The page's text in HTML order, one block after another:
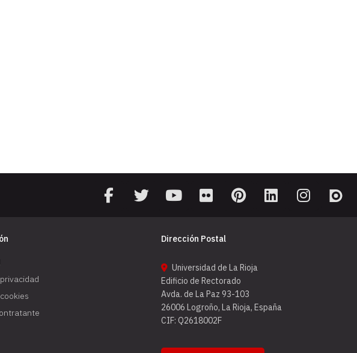
Dirección Postal
Universidad de La Rioja
Edificio de Rectorado
Avda. de La Paz 93-103
26006 Logroño, La Rioja, España
CIF: Q2618002F